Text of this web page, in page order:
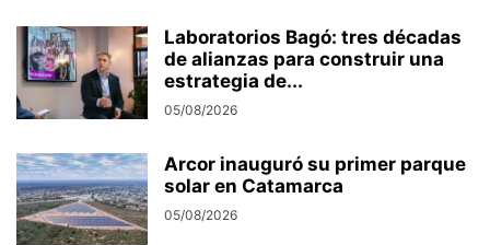
Laboratorios Bagó: tres décadas
de alianzas para construir una
estrategia de...
05/08/2026
Arcor inauguró su primer parque
solar en Catamarca
05/08/2026